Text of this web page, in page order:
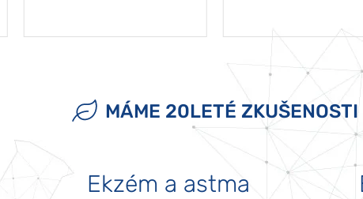
MÁME 20LETÉ ZKUŠENOSTI
Ekzém a astma